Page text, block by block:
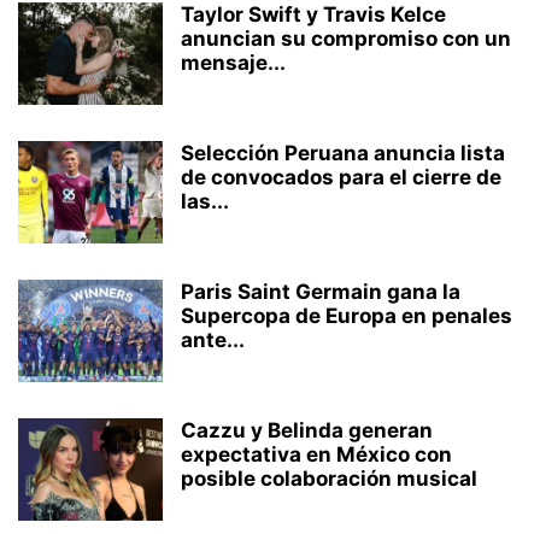
Taylor Swift y Travis Kelce
anuncian su compromiso con un
mensaje...
Selección Peruana anuncia lista
de convocados para el cierre de
las...
Paris Saint Germain gana la
Supercopa de Europa en penales
ante...
Cazzu y Belinda generan
expectativa en México con
posible colaboración musical